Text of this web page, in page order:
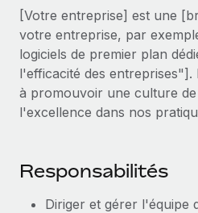
Contrôles d’antécédents
Simplifiez vos processus de
candidats
Remote Watchtower
Gardez un temps d’avance
Gestion des appareils
Achetez et suivez vos
dans le monde entier
ÉTUDES DE CAS
Voir toutes les ressources
BLOG
Paie multipays
Gestion des freelances
Taxes
[Votre entreprise] est une
votre entreprise, par
logiciels de premier plan
l'efficacité des entreprises"].
à promouvoir une culture
l'excellence dans nos
Responsabilités
Diriger et gérer l'équipe